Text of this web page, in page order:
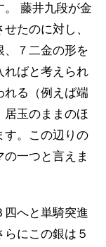
。 藤井九段が金
たのに対し、
、７二金の形を
ればと考えられ
れる（例えば端
玉のままのほ
す。この辺りの
一つと言えま
四へと単騎突進
にこの銀は５